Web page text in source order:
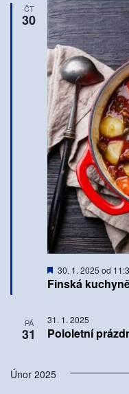
ČT
30
Finská
Doporučené
30. 1. 2025 od
PÁ
31 Pololetní
31. 1. 2025
Únor 2025